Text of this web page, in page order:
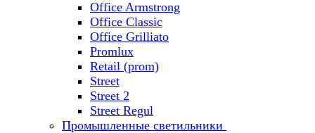
Office Armstrong
Office Classic
Office Grilliato
Promlux
Retail (prom)
Street
Street 2
Street Regul
Промышленные светильники